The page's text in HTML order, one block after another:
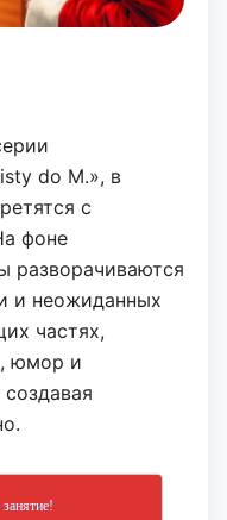
do M.», в
с
фоне
разворачиваются
и неожиданных
частях,
юмор и